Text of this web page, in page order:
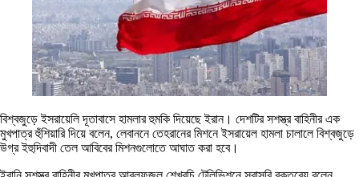
বিশ্বজুড়ে ইসরায়েলি দূতাবাসে হামলার হুমকি দিয়েছে ইরান। দেশটির সশস্ত্র বাহিনীর এক
মুখপাত্র হুঁশিয়ারি দিয়ে বলেন, লেবাননে তেহরানের মিশনে ইসরায়েল হামলা চালালে বিশ্বজুড়ে
উগ্র ইহুদিবাদী তেল আবিবের মিশনগুলোতে আঘাত করা হবে।